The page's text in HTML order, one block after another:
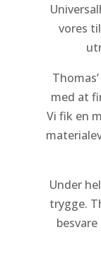
vores
med at
Vi fik en
Under
trygge.